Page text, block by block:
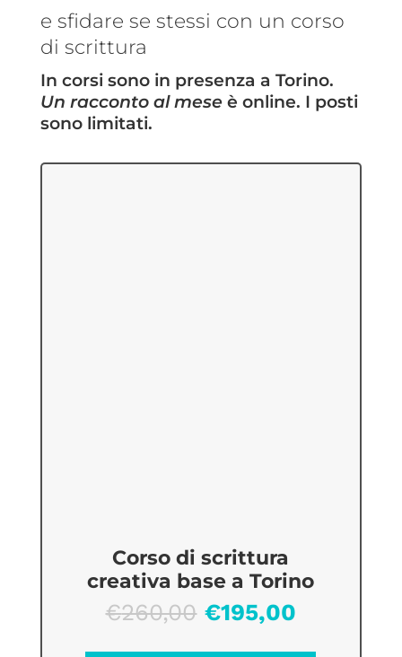
e sfidare se stessi con un corso
di scrittura
In corsi sono in presenza a Torino.
Un racconto al meseè online. I posti
sono limitati.
Corso di scrittura
creativa base a Torino
€260,00 Il
€195,00